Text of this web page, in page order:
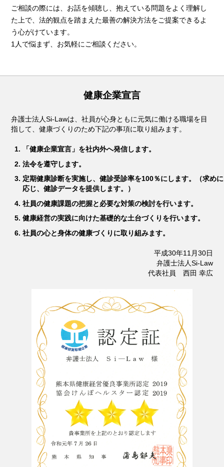
ご相談の際には、お話を傾聴し、抱えている問題をよく理解し
た上で、法的観点を踏まえた最善の解決方法をご提案できるよ
う心がけています。
1人で悩まず、お気軽にご相談ください。
健康企業宣言
弁護士法人Si-Lawは、社員が心身ともに元気に働ける職場を目
指して、健康づくりのため下記の事項に取り組みます。
「健康企業宣言」を社内外へ発信します。
法令を遵守します。
定期健康診断を実施し、健診受診率を100％にします。（求めに
応じ、健診データを提供します。）
社員の健康課題の把握と必要な対策の検討を行います。
健康経営の実践に向けた基礎的な土台づくりを行います。
社員の心と身体の健康づくりに取り組みます。
平成30年11月30日
弁護士法人Si-Law
代表社員 西田 幸広